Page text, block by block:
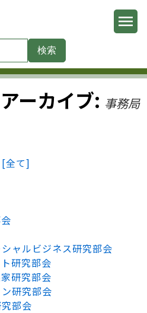
ーカイブ: 事務局
[全て]
ャルビジネス研究部会
研究部会
研究部会
研究部会
部会